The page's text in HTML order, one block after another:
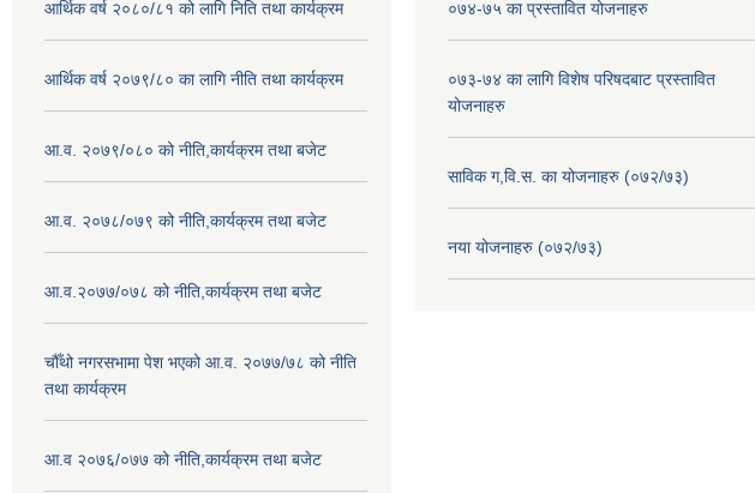
आर्थिक वर्ष २०८०/८१ को लागि निति तथा कार्यक्रम
आर्थिक वर्ष २०७९/८० का लागि नीति तथा कार्यक्रम
आ.व. २०७९/०८० को नीति,कार्यक्रम तथा बजेट
आ.व. २०७८/०७९ को नीति,कार्यक्रम तथा बजेट
आ.व.२०७७/०७८ को नीति,कार्यक्रम तथा बजेट
चौँथो नगरसभामा पेश भएको आ.व. २०७७/७८ को नीति
तथा कार्यक्रम
आ.व २०७६/०७७ को नीति,कार्यक्रम तथा बजेट
०७४-७५ का प्रस्तावित योजनाहरु
०७३-७४ का लागि विशेष परिषदबाट प्रस्तावित
योजनाहरु
साविक ग,वि.स. का योजनाहरु (०७२/७३)
नया योजनाहरु (०७२/७३)